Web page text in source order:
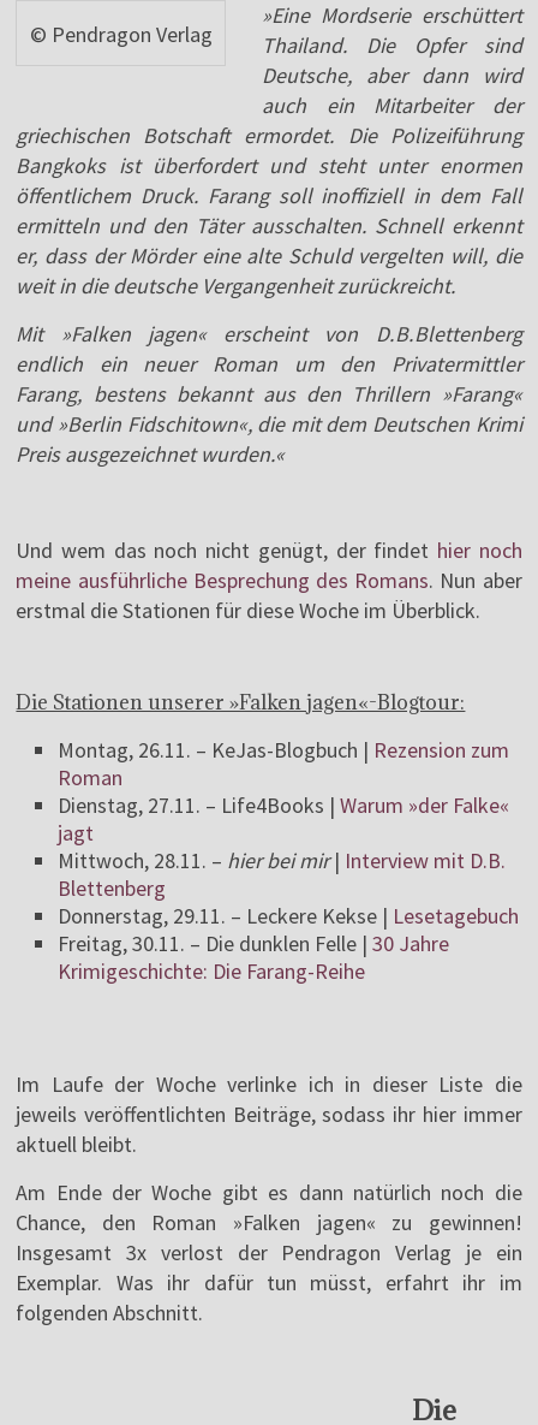
© Pendragon Verlag
»Eine Mordserie erschüttert
Thailand. Die Opfer sind
Deutsche, aber dann wird
auch ein Mitarbeiter der
griechischen Botschaft ermordet. Die Polizeiführung
Bangkoks ist überfordert und steht unter enormen
öffentlichem Druck. Farang soll inoffiziell in dem Fall
ermitteln und den Täter ausschalten. Schnell erkennt
er, dass der Mörder eine alte Schuld vergelten will, die
weit in die deutsche Vergangenheit zurückreicht.
Mit »Falken jagen« erscheint von D. B. Blettenberg
endlich ein neuer Roman um den Privatermittler
Farang, bestens bekannt aus den Thrillern »Farang«
und »Berlin Fidschitown«, die mit dem Deutschen Krimi
Preis ausgezeichnet wurden.«
Und wem das noch nicht genügt, der findet hier noch
meine ausführliche Besprechung des Romans. Nun aber
erstmal die Stationen für diese Woche im Überblick.
Die Stationen unserer »Falken jagen«-Blogtour:
Montag, 26.11. – KeJas-Blogbuch | Rezension zum
Roman
Dienstag, 27.11. – Life4Books |Warum »der Falke«
jagt
Mittwoch, 28.11. – hier bei mir| Interview mit D.B.
Blettenberg
Donnerstag, 29.11. – Leckere Kekse | Lesetagebuch
Freitag, 30.11. – Die dunklen Felle |30 Jahre
Krimigeschichte: Die Farang-Reihe
Im Laufe der Woche verlinke ich in dieser Liste die
jeweils veröffentlichten Beiträge, sodass ihr hier immer
aktuell bleibt.
Am Ende der Woche gibt es dann natürlich noch die
Chance, den Roman »Falken jagen« zu gewinnen!
Insgesamt 3x verlost der Pendragon Verlag je ein
Exemplar. Was ihr dafür tun müsst, erfahrt ihr im
folgenden Abschnitt.
Die